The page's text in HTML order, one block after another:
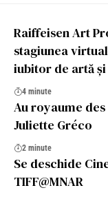
Raiffeisen Art
stagiunea
iubitor de artă
4 minute
Au royaume
Juliette Gréco
2 minute
Se deschide
TIFF@MNAR